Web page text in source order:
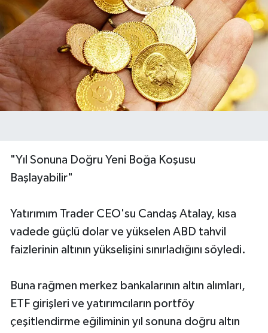
"Yıl Sonuna Doğru Yeni Boğa Koşusu
Başlayabilir"
Yatırımım Trader CEO'su Candaş Atalay, kısa
vadede güçlü dolar ve yükselen ABD tahvil
faizlerinin altının yükselişini sınırladığını söyledi.
Buna rağmen merkez bankalarının altın alımları,
ETF girişleri ve yatırımcıların portföy
çeşitlendirme eğiliminin yıl sonuna doğru altın